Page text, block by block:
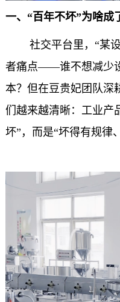
一、“百年不坏”为啥成
社交平台里，“某
者痛点——谁不想减少
本？但在豆贵妃团队深
们越来越清晰：工业产
坏”，而是“坏得有规律